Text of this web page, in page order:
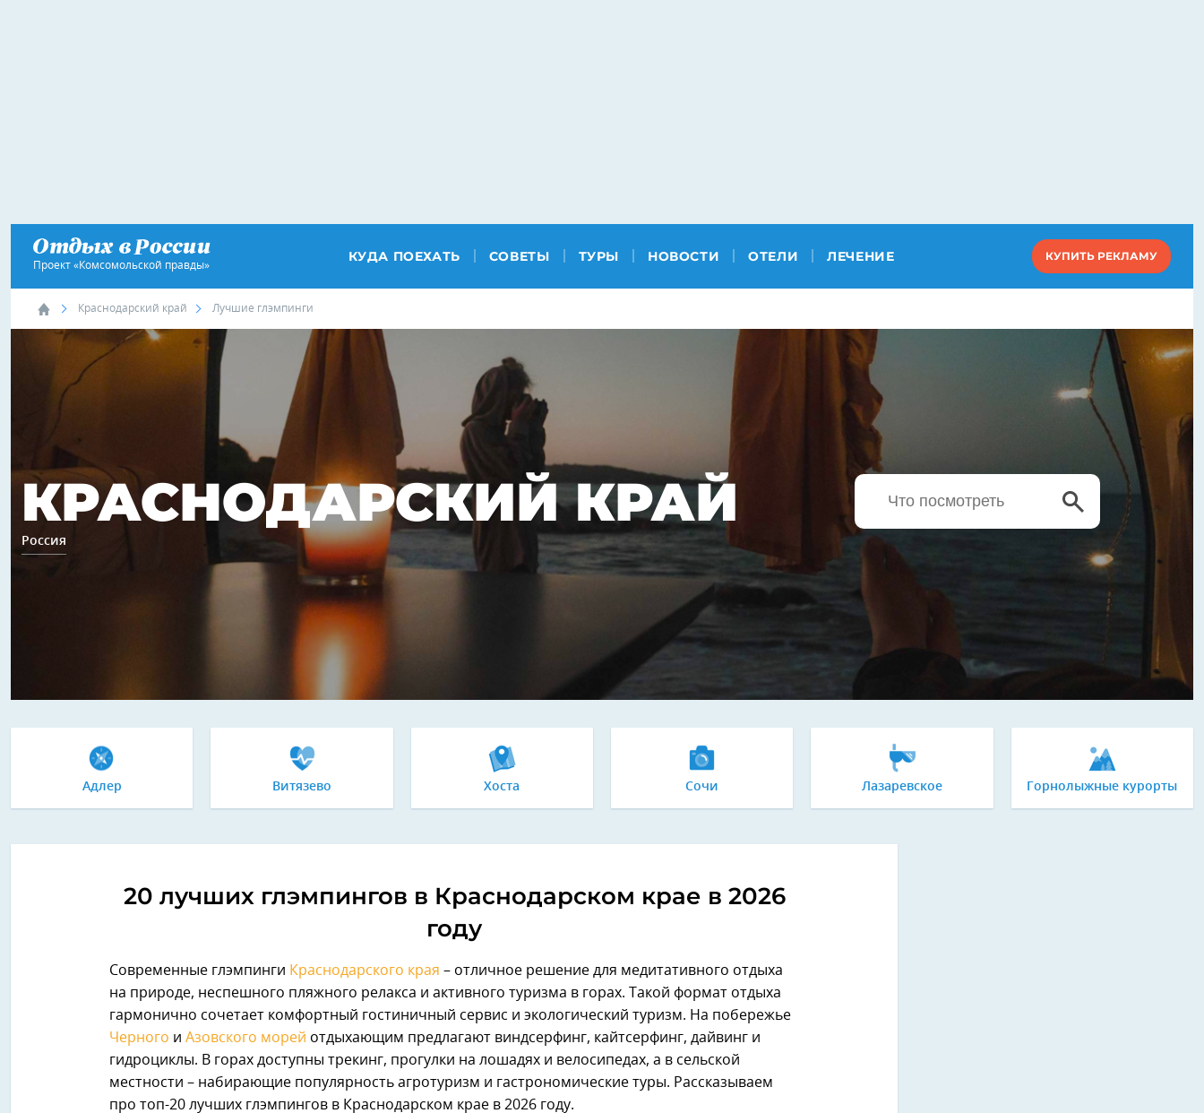
Проект «Комсомольской правды»
КУДА ПОЕХАТЬ СОВЕТЫ ТУРЫ НОВОСТИ ОТЕЛИ ЛЕЧЕНИЕ КУПИТЬ РЕКЛАМУ
Краснодарский край Лучшие глэмпинги
КРАСНОДАРСКИЙ КРАЙ
Россия
Адлер Витязево Хоста Сочи Лазаревское Горнолыжные курорты
20 лучших глэмпингов в Краснодарском крае в 2026
году
Современные глэмпинги Краснодарского края – отличное решение для медитативного отдыха
на природе, неспешного пляжного релакса и активного туризма в горах. Такой формат отдыха
гармонично сочетает комфортный гостиничный сервис и экологический туризм. На побережье
Черного и Азовского морей отдыхающим предлагают виндсерфинг, кайтсерфинг, дайвинг и
гидроциклы. В горах доступны трекинг, прогулки на лошадях и велосипедах, а в сельской
местности – набирающие популярность агротуризм и гастрономические туры. Рассказываем
про топ-20 лучших глэмпингов в Краснодарском крае в 2026 году.